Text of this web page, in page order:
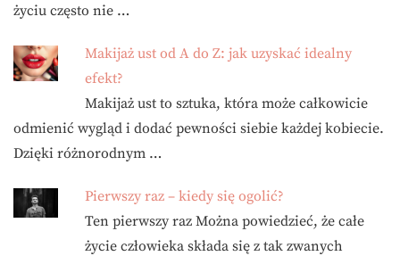
życiu często nie …
Makijaż ust od A do Z: jak uzyskać idealny
efekt?
Makijaż ust to sztuka, która może całkowicie
odmienić wygląd i dodać pewności siebie każdej kobiecie.
Dzięki różnorodnym …
Pierwszy raz – kiedy się ogolić?
Ten pierwszy raz Można powiedzieć, że całe
życie człowieka składa się z tak zwanych